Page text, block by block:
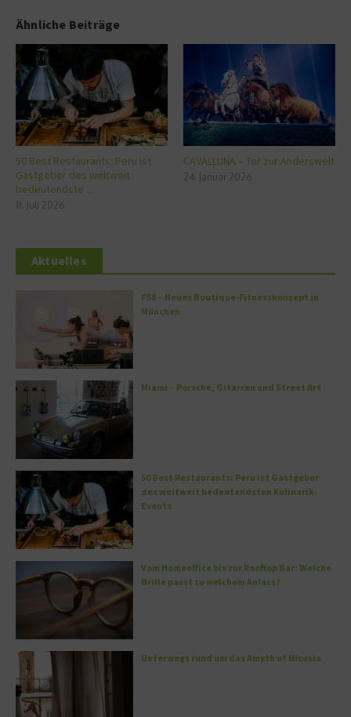
Ähnliche Beiträge
50 Best Restaurants: Peru ist
Gastgeber des weltweit
bedeutendste ...
11. Juli 2026
CAVALLUNA – Tor zur Anderswelt
24. Januar 2026
Aktuelles
FS8 – Neues Boutique-Fitnesskonzept in
München
Miami – Porsche, Gitarren und Street Art
50 Best Restaurants: Peru ist Gastgeber
des weltweit bedeutendsten Kulinarik-
Events
Vom Homeoffice bis zur Rooftop Bar: Welche
Brille passt zu welchem Anlass?
Unterwegs rund um das Amyth of Nicosia